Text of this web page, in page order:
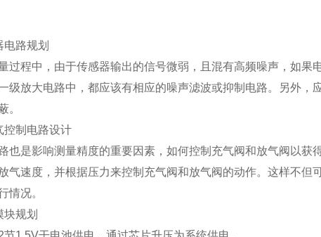
路规划
过程中，由于传感器输出的信号微弱，且混有高频噪声，如果
级放大电路中，都应该有相应的噪声滤波或抑制电路。另外，
。
控制电路设计
也是影响测量精度的重要因素，如何控制充气阀和放气阀以获
气速度，并根据压力来控制充气阀和放气阀的动作。这样不但
情况。
块规划